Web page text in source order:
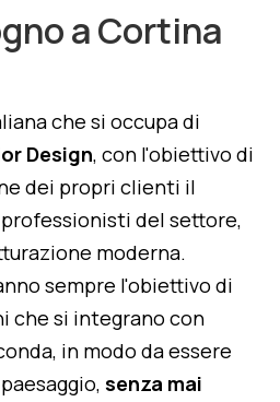
a Cortina
che si occupa di
Design, con l'obiettivo di
dei propri clienti il
del settore,
moderna.
sempre l'obiettivo di
che si integrano con
in modo da essere
senza mai